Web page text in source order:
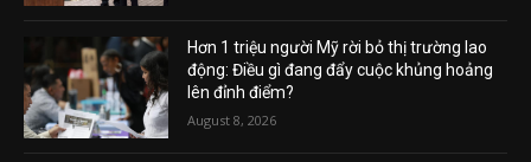
Hơn 1 triệu người Mỹ rời bỏ thị trường lao
động: Điều gì đang đẩy cuộc khủng hoảng
lên đỉnh điểm?
August 8, 2026